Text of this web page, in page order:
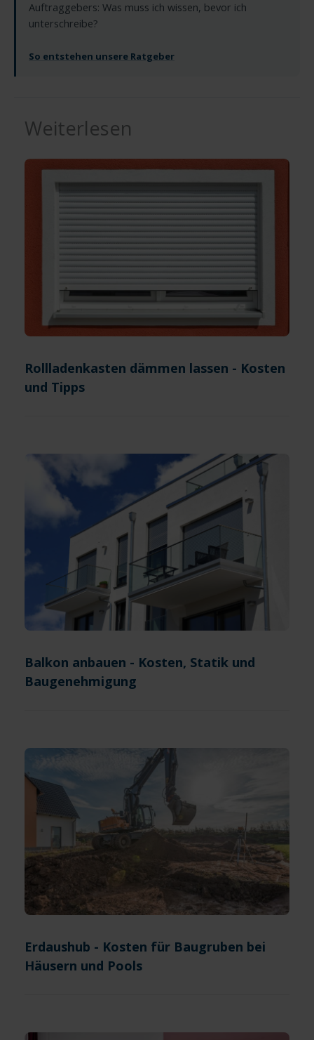
Auftraggebers: Was muss ich wissen, bevor ich
unterschreibe?
So entstehen unsere Ratgeber
Weiterlesen
Rollladenkasten dämmen lassen - Kosten
und Tipps
Balkon anbauen - Kosten, Statik und
Baugenehmigung
Erdaushub - Kosten für Baugruben bei
Häusern und Pools